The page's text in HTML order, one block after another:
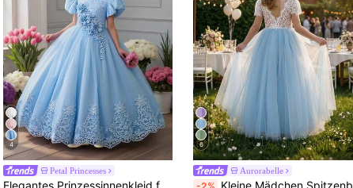
4
Petal Princesses
6
Aurorabelle